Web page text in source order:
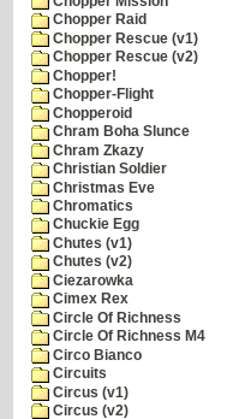
Chopper Raid
Chopper Rescue (v1)
Chopper Rescue (v2)
Chopper!
Chopper-Flight
Chopperoid
Chram Boha Slunce
Chram Zkazy
Christian Soldier
Christmas Eve
Chromatics
Chuckie Egg
Chutes (v1)
Chutes (v2)
Ciezarowka
Cimex Rex
Circle Of Richness
Circle Of Richness M4
Circo Bianco
Circuits
Circus (v1)
Circus (v2)